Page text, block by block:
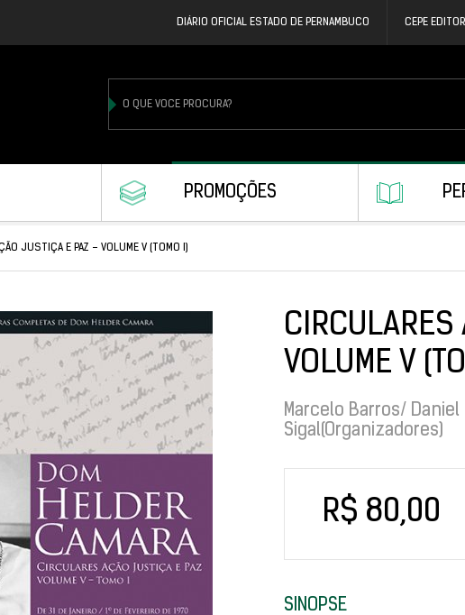
DIÁRIO OFICIAL ESTADO DE PERNAMBUCO CEPE
PROMOÇÕES
JUSTIÇA E PAZ - VOLUME V (TOMO I)
VOLUME V
Marcelo Barros/ Daniel
Sigal(Organizadores)
R$ 80,00
SINOPSE